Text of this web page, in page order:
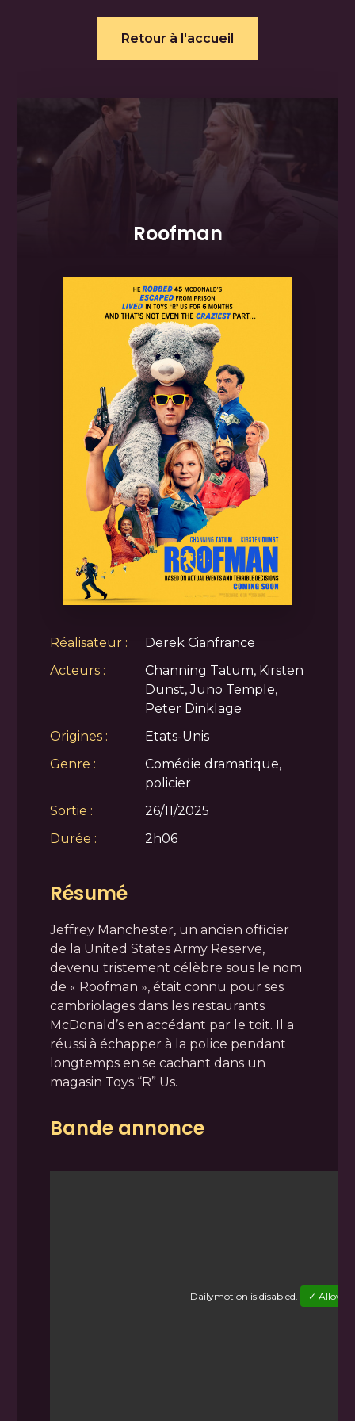
Retour à l'accueil
Roofman
Réalisateur :
Derek Cianfrance
Acteurs :
Channing Tatum, Kirsten
Dunst, Juno Temple,
Peter Dinklage
Origines :
Etats-Unis
Genre :
Comédie dramatique,
policier
Sortie :
26/11/2025
Durée :
2h06
Résumé
Jeffrey Manchester, un ancien officier
de la United States Army Reserve,
devenu tristement célèbre sous le nom
de « Roofman », était connu pour ses
cambriolages dans les restaurants
McDonald’s en accédant par le toit. Il a
réussi à échapper à la police pendant
longtemps en se cachant dans un
magasin Toys “R” Us.
Bande annonce
Dailymotion is disabled. ✓ Allow